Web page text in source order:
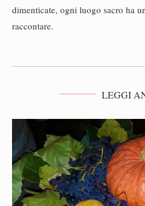
dimenticate, ogni luogo sacro ha
raccontare.
LEGGI